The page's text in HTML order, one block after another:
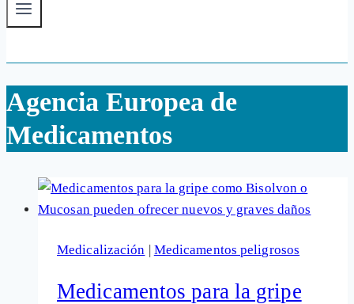
Agencia Europea de
Medicamentos
Medicalización Medicamentos peligrosos
Medicamentos para la gripe